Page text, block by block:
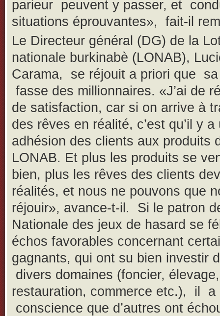
parieur peuvent y passer, et
situations éprouvantes», fait-il
Le Directeur général (DG) de la
nationale burkinabè (LONAB),
Carama, se réjouit a priori que
fasse des millionnaires. «J’ai de
de satisfaction, car si on arrive à
des rêves en réalité, c’est qu’il y
adhésion des clients aux produits
LONAB. Et plus les produits se
bien, plus les rêves des clients
réalités, et nous ne pouvons que
réjouir», avance-t-il. Si le patron
Nationale des jeux de hasard se
échos favorables concernant
gagnants, qui ont su bien investir
divers domaines (foncier, élevage,
restauration, commerce etc.), il a
conscience que d’autres ont